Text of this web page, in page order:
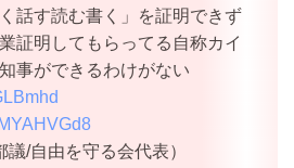
話す読む書く」を証明できず
証明してもらってる自称カイ
事ができるわけがない
/自由を守る会代表）